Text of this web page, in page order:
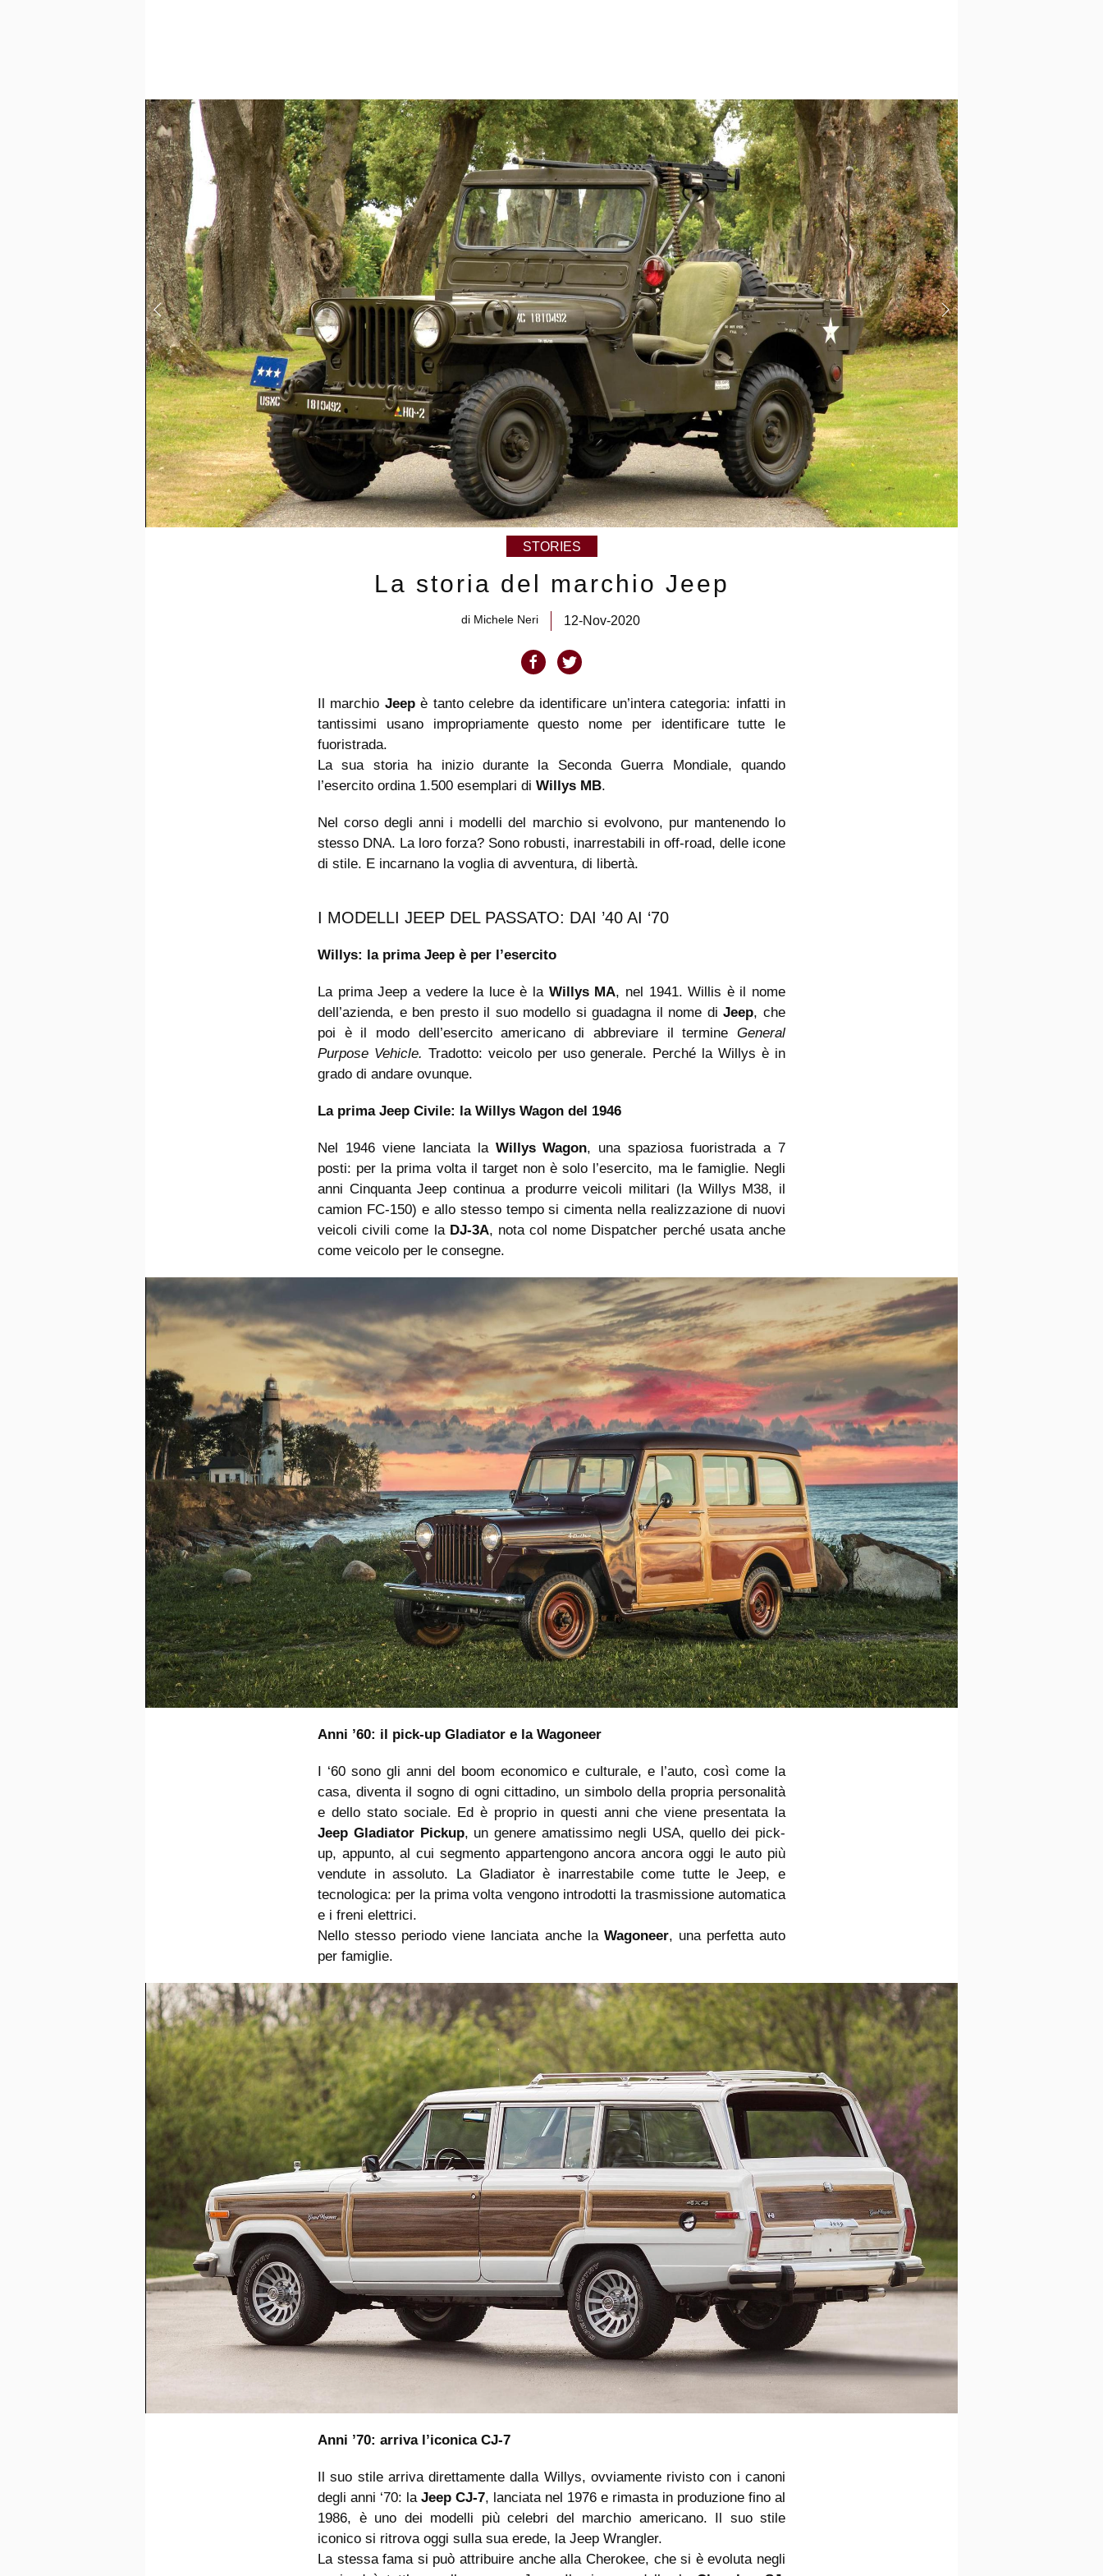
STORIES
La storia del marchio Jeep
di Michele Neri 12-Nov-2020
Il marchio Jeepè tanto celebre da identificare un’intera categoria: infatti in
tantissimi usano impropriamente questo nome per identificare tutte le
fuoristrada.
La sua storia ha inizio durante la Seconda Guerra Mondiale, quando
l’esercito ordina 1.500 esemplari di Willys MB.
Nel corso degli anni i modelli del marchio si evolvono, pur mantenendo lo
stesso DNA. La loro forza? Sono robusti, inarrestabili in off-road, delle icone
di stile. E incarnano la voglia di avventura, di libertà.
I MODELLI JEEP DEL PASSATO: DAI ’40 AI ‘70
Willys: la prima Jeep è per l’esercito
La prima Jeep a vedere la luce è la Willys MA, nel 1941. Willis è il nome
dell’azienda, e ben presto il suo modello si guadagna il nome diJeep, che
poi è il modo dell’esercito americano di abbreviare il termine General
Purpose Vehicle. Tradotto: veicolo per uso generale. Perché la Willys è in
grado di andare ovunque.
La prima Jeep Civile: la Willys Wagon del 1946
Nel 1946 viene lanciata la Willys Wagon, una spaziosa fuoristrada a 7
posti: per la prima volta il target non è solo l’esercito, ma le famiglie. Negli
anni Cinquanta Jeep continua a produrre veicoli militari (la Willys M38, il
camion FC-150) e allo stesso tempo si cimenta nella realizzazione di nuovi
veicoli civili come la DJ-3A, nota col nome Dispatcher perché usata anche
come veicolo per le consegne.
Anni ’60: il pick-up Gladiator e la Wagoneer
I ‘60 sono gli anni del boom economico e culturale, e l’auto, così come la
casa, diventa il sogno di ogni cittadino, un simbolo della propria personalità
e dello stato sociale. Ed è proprio in questi anni che viene presentata la
Jeep Gladiator Pickup, un genere amatissimo negli USA, quello dei pick-
up, appunto, al cui segmento appartengono ancora ancora oggi le auto più
vendute in assoluto. La Gladiator è inarrestabile come tutte le Jeep, e
tecnologica: per la prima volta vengono introdotti la trasmissione automatica
e i freni elettrici.
Nello stesso periodo viene lanciata anche la Wagoneer, una perfetta auto
per famiglie.
Anni ’70: arriva l’iconica CJ-7
Il suo stile arriva direttamente dalla Willys, ovviamente rivisto con i canoni
degli anni ‘70: la Jeep CJ-7, lanciata nel 1976 e rimasta in produzione fino al
1986, è uno dei modelli più celebri del marchio americano. Il suo stile
iconico si ritrova oggi sulla sua erede, la Jeep Wrangler.
La stessa fama si può attribuire anche alla Cherokee, che si è evoluta negli